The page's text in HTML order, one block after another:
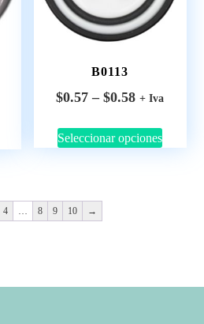
B0113
$0.57 – $0.58 + Iva
Seleccionar opciones
4 8 9 10 →